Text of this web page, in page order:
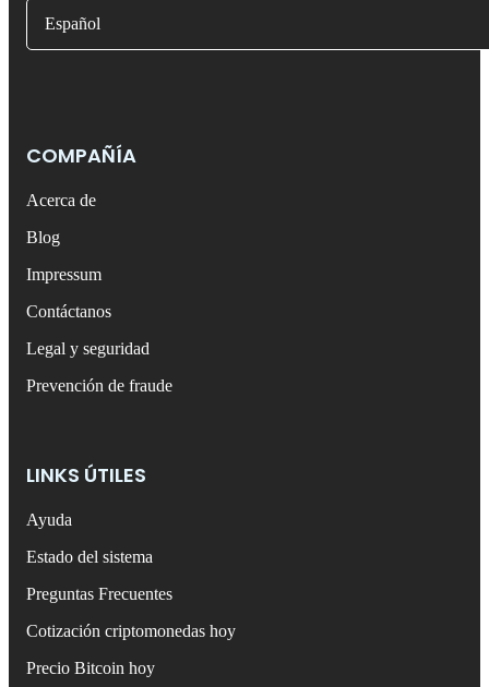
Español
COMPAÑÍA
Acerca de
Blog
Impressum
Contáctanos
Legal y seguridad
Prevención de fraude
LINKS ÚTILES
Ayuda
Estado del sistema
Preguntas Frecuentes
Cotización criptomonedas hoy
Precio Bitcoin hoy